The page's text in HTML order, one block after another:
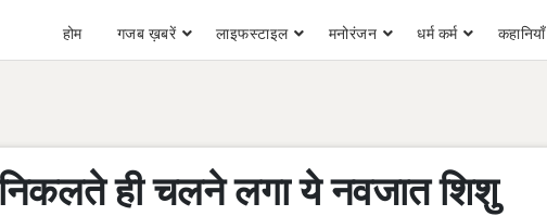
होम गजब ख़बरें लाइफस्टाइल मनोरंजन धर्म कर्म कहानियाँ
ही चलने लगा ये नवजात शिशु